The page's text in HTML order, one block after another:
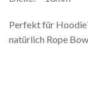
Perfekt für
natürlich Rope